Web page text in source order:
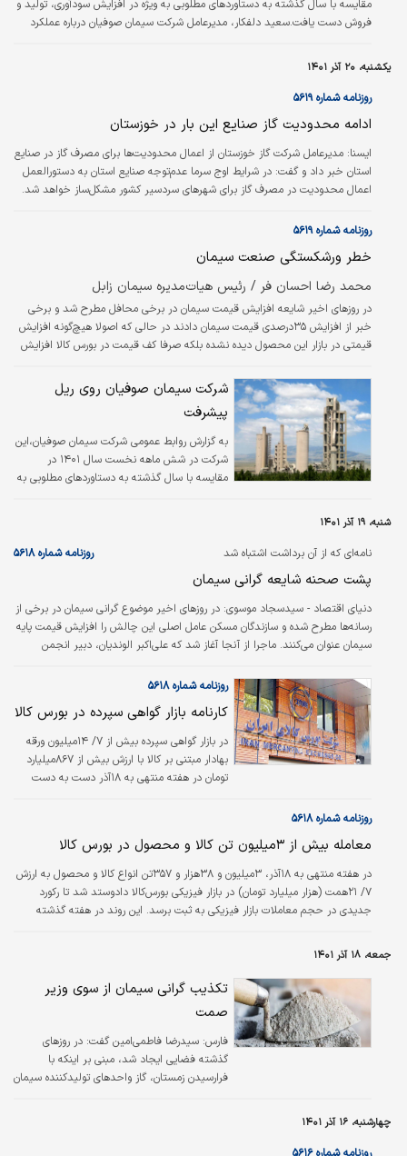
مقایسه با سال گذشته به دستاوردهای مطلوبی به ویژه در افزایش سودآوری، تولید و
فروش دست یافت.سعید دلفکار، مدیرعامل شرکت سیمان صوفیان درباره عملکرد
از شرکت­‌های تحت پوشش سرمایه‌گذاری تامین اجتماعی است و با توجه به اینکه
کلینکر در روز نیاز استان و شهرهای همجوار را تامین می‌کند و کشورهای ارمنستان،
یکشنبه، ۲۰ آذر ۱۴۰۱
روزنامه شماره ۵۶۱۹
ادامه محدودیت گاز صنایع این بار در خوزستان
ایسنا: مدیرعامل شرکت گاز خوزستان از اعمال محدودیت‌ها برای مصرف گاز در صنایع
استان خبر داد و گفت: در شرایط اوج سرما عدم‌توجه صنایع استان به دستورالعمل
اعمال محدودیت در مصرف گاز برای شهرهای سردسیر کشور مشکل‌‌‌ساز خواهد شد.
روزنامه شماره ۵۶۱۹
خطر ورشکستگی صنعت سیمان
محمد رضا احسان فر / رئیس هیات‌مدیره سیمان زابل
در روزهای اخیر شایعه افزایش قیمت سیمان در برخی محافل مطرح شد و برخی
خبر از افزایش ۳۵‌درصدی قیمت سیمان دادند در حالی که اصولا هیچ‌گونه افزایش
قیمتی در بازار این محصول دیده نشده بلکه صرفا کف قیمت در بورس کالا افزایش
بررسی بهای کنونی سیمان بر اساس نرخ ارز مشخص می‌شود که این محصول
استراتژیک توسعه نه تنها در دو دهه اخیر افزایش قیمت نداشته بلکه (به صورت
دلاری) همواره در حال ارزان شدن است؛ در حالی که قطعات موردنیاز این صنعت…
شرکت سیمان صوفیان روی ریل
پیشرفت
به گزارش روابط عمومی شرکت سیمان صوفیان،این
شرکت در شش ماهه نخست سال ۱۴۰۱ در
مقایسه با سال گذشته به دستاوردهای مطلوبی به
شنبه، ۱۹ آذر ۱۴۰۱
نامه‌ای که از آن برداشت اشتباه شد روزنامه شماره ۵۶۱۸
پشت صحنه شایعه گرانی سیمان
دنياي اقتصاد - سيد‌سجاد موسوي: در روزهای اخیر موضوع گرانی سیمان در برخی از
رسانه‌ها مطرح شده و سازندگان مسکن عامل اصلی این چالش را افزایش قیمت پایه
سیمان عنوان می‌کنند. ماجرا از آنجا آغاز شد که علی‌‌اکبر الوندیان، دبیر انجمن
هزینه‌های تولید سیمان و درخواست‌‌های مکرر شرکت‌‌های سیمانی درباره منطقی کردن
قیمت پایه سیمان در بورس کالا و با عنایت به اینکه قیمت‌‌های پایه از حدود دو سال
گذشته ثابت مانده و به‌‌دلیل تبعات ناشی از راکد بودن بازار و پیش‌‌بینی…
روزنامه شماره ۵۶۱۸
کارنامه بازار گواهی سپرده در بورس کالا
در بازار گواهی سپرده بیش از ۷/ ۱۴میلیون ورقه
بهادار مبتنی بر کالا با ارزش بیش از ۸۶۷میلیارد
تومان در هفته منتهی به ۱۸آذر دست به دست
روزنامه شماره ۵۶۱۸
معامله بیش از ۳میلیون تن کالا و محصول در بورس کالا
در هفته منتهی به ۱۸آذر، ۳میلیون و ۳۸‌هزار و ۳۵۷تن انواع کالا و محصول به ارزش
۷/ ۲۱همت (هزار میلیارد تومان) در بازار فیزیکی بورس‌کالا دادوستد شد تا رکورد
جدیدی در حجم معاملات بازار فیزیکی به ثبت برسد. این روند در هفته گذشته
۳۳درصدی را تجربه کرد.
جمعه، ۱۸ آذر ۱۴۰۱
تکذیب گرانی سیمان از سوی وزیر
صمت
فارس: سیدرضا فاطمی‌امین گفت:‌ در روزهای
گذشته فضایی ایجاد شد، مبنی بر اینکه با
فرارسیدن زمستان، گاز واحدهای تولیدکننده سیمان
چهارشنبه، ۱۶ آذر ۱۴۰۱